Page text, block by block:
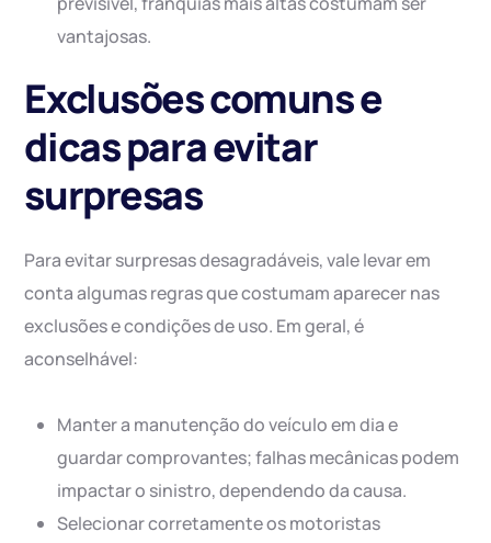
vantajosas.
Exclusões comuns e
dicas para evitar
surpresas
Para evitar surpresas desagradáveis, vale levar em
conta algumas regras que costumam aparecer nas
exclusões e condições de uso. Em geral, é
aconselhável:
Manter a manutenção do veículo em dia e
guardar comprovantes; falhas mecânicas podem
impactar o sinistro, dependendo da causa.
Selecionar corretamente os motoristas